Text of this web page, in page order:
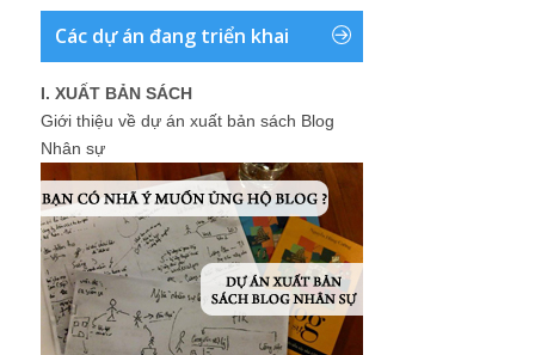
Các dự án đang triển khai
I. XUẤT BẢN SÁCH
Giới thiệu về dự án xuất bản sách Blog
Nhân sự